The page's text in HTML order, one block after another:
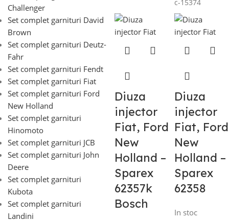
Challenger
Set complet garnituri David
Brown
Set complet garnituri Deutz-
Fahr
Set complet garnituri Fendt
Set complet garnituri Fiat
Set complet garnituri Ford
New Holland
Set complet garnituri
Hinomoto
Set complet garnituri JCB
Set complet garnituri John
Deere
Set complet garnituri
Kubota
Set complet garnituri
Landini
c-15374
Diuza
injector
Fiat, Ford
New
Holland –
Sparex
62357k
Bosch
Diuza
injector
Fiat, Ford
New
Holland –
Sparex
62358
In stoc